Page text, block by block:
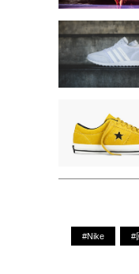
#Nike #